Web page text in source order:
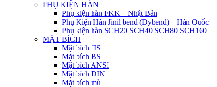
PHỤ KIỆN HÀN
Phụ kiện hàn FKK – Nhật Bản
Phụ Kiện Hàn Jinil bend (Dybend) – Hàn Quốc
Phụ kiện hàn SCH20 SCH40 SCH80 SCH160
MẶT BÍCH
Mặt bích JIS
Mặt bích BS
Mặt bích ANSI
Mặt bích DIN
Mặt bích mù